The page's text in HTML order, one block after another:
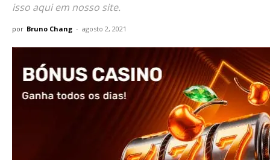
isso aqui em nosso site.
por Bruno Chang - agosto 2, 2021